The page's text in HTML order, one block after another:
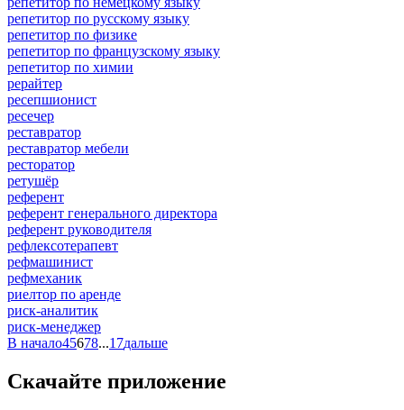
репетитор по русскому языку
репетитор по физике
репетитор по французскому языку
репетитор по химии
рерайтер
ресепшионист
ресечер
реставратор
реставратор мебели
ресторатор
ретушёр
референт
референт генерального директора
референт руководителя
рефлексотерапевт
рефмашинист
рефмеханик
риелтор по аренде
риск-аналитик
риск-менеджер
В начало45678...17дальше
Скачайте приложение